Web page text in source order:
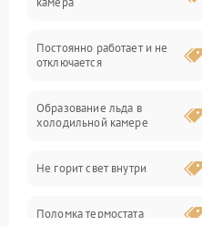
Постоянно работает и не
отключается
Образование льда в
холодильной камере
Не горит свет внутри
Поломка термостата